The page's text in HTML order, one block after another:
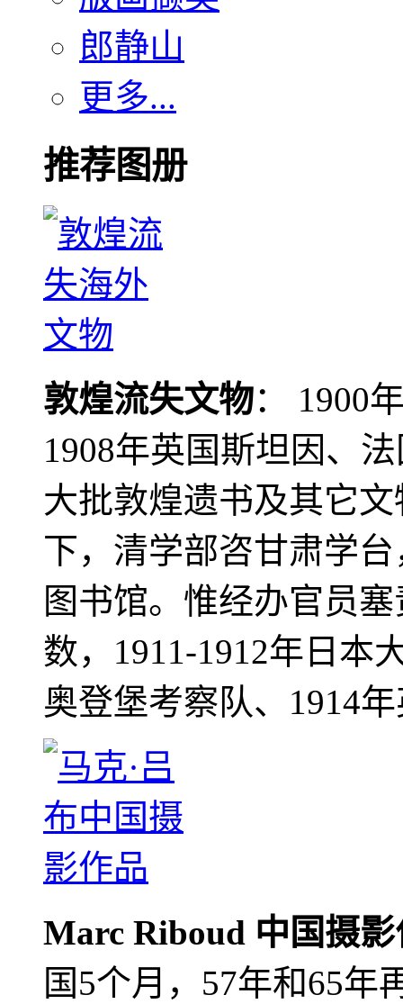
郎静山
更多...
推荐图册
敦煌流失文物： 1900
1908年英国斯坦因、
大批敦煌遗书及其它
下，清学部咨甘肃学
图书馆。惟经办官员
数，1911-1912年日本
奥登堡考察队、1914
Marc Riboud 中国摄
国5个月，57年和65年